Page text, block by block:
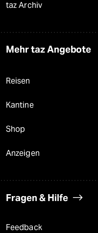
taz Archiv
Mehr taz Angebote
Reisen
Kantine
Shop
Anzeigen
Fragen & Hilfe
Feedback